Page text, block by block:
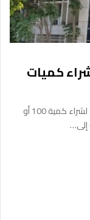
كميات
هرمنا- طرحت وزارة الصناعة والتجارة والتموين عطاء لشراء كمية 100 أو